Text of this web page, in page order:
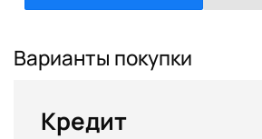
Варианты покупки
Кредит